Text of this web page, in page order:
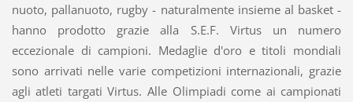
nuoto, pallanuoto, rugby - naturalmente insieme al basket -
hanno prodotto grazie alla S.E.F. Virtus un numero
eccezionale di campioni. Medaglie d'oro e titoli mondiali
sono arrivati nelle varie competizioni internazionali, grazie
agli atleti targati Virtus. Alle Olimpiadi come ai campionati